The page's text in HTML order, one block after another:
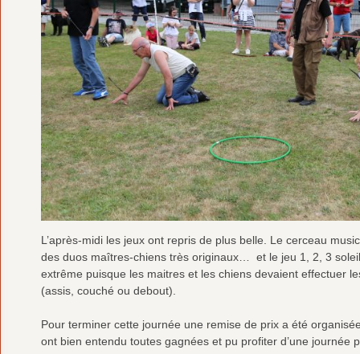
L’après-midi les jeux ont repris de plus belle. Le cerceau
des duos maîtres-chiens très originaux… et le jeu 1, 2, 3
extrême puisque les maitres et les chiens devaient effectuer
(assis, couché ou debout).
Pour terminer cette journée une remise de prix a été
ont bien entendu toutes gagnées et pu profiter d’une journée